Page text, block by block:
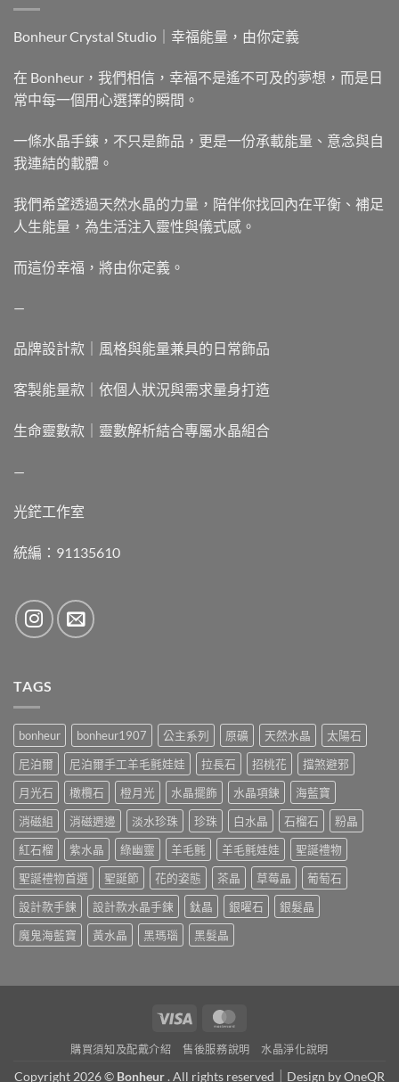
Bonheur Crystal Studio｜幸福能量，由你定義
在 Bonheur，我們相信，幸福不是遙不可及的夢想，而是日
常中每一個用心選擇的瞬間。
一條水晶手鍊，不只是飾品，更是一份承載能量、意念與自
我連結的載體。
我們希望透過天然水晶的力量，陪伴你找回內在平衡、補足
人生能量，為生活注入靈性與儀式感。
而這份幸福，將由你定義。
—
品牌設計款｜風格與能量兼具的日常飾品
客製能量款｜依個人狀況與需求量身打造
生命靈數款｜靈數解析結合專屬水晶組合
—
光鋩工作室
統編：91135610
TAGS
bonheur bonheur1907 公主系列 原礦 天然水晶
太陽石
尼泊爾
尼泊爾手工羊毛氈娃娃 拉長石 招桃花
擋煞避邪
月光石
橄欖石 橙月光 水晶擺飾 水晶項鍊
海藍寶
消磁組
消磁週邊 淡水珍珠 珍珠 白水晶 石榴石
粉晶
紅石榴
紫水晶 綠幽靈 羊毛氈 羊毛氈娃娃
聖誕禮物
聖誕禮物首選
聖誕節 花的姿態 茶晶 草莓晶
葡萄石
設計款手鍊
設計款水晶手鍊 鈦晶 銀曜石
銀髮晶
魔鬼海藍寶
黃水晶 黑瑪瑙 黑髮晶
Visa
購買須知及配戴介紹 售後服務說明 水晶淨化說明
Copyright 2026 © Bonheur. All rights reserved｜Design byOneQR